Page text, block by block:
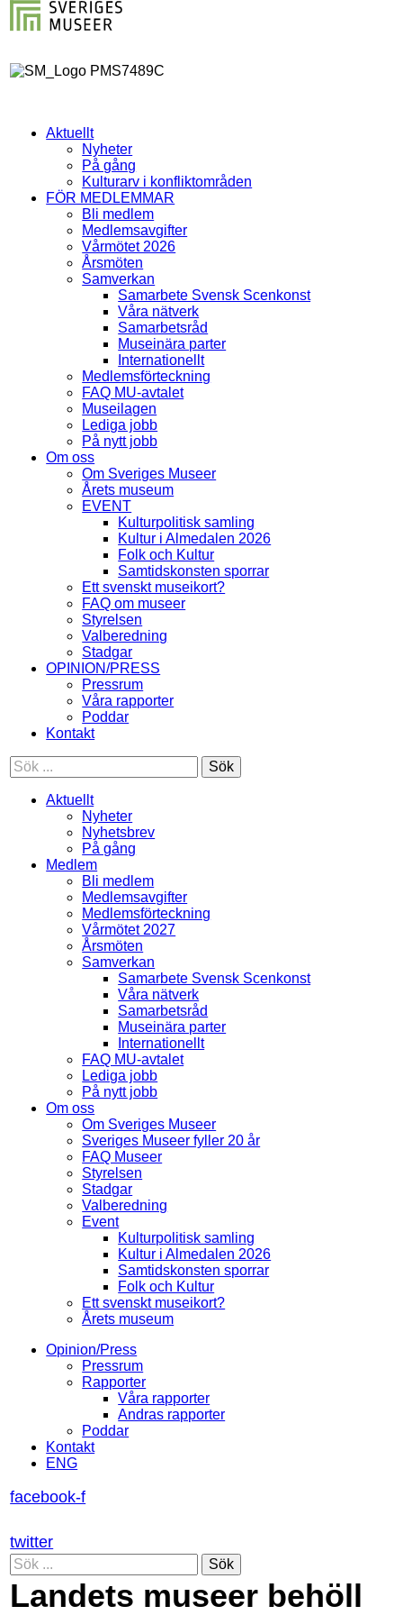
Aktuellt
Nyheter
På gång
Kulturarv i konfliktområden
FÖR MEDLEMMAR
Bli medlem
Medlemsavgifter
Vårmötet 2026
Årsmöten
Samverkan
Samarbete Svensk Scenkonst
Våra nätverk
Samarbetsråd
Museinära parter
Internationellt
Medlemsförteckning
FAQ MU-avtalet
Museilagen
Lediga jobb
På nytt jobb
Om oss
Om Sveriges Museer
Årets museum
EVENT
Kulturpolitisk samling
Kultur i Almedalen 2026
Folk och Kultur
Samtidskonsten sporrar
Ett svenskt museikort?
FAQ om museer
Styrelsen
Valberedning
Stadgar
OPINION/PRESS
Pressrum
Våra rapporter
Poddar
Kontakt
Sök
Aktuellt
Nyheter
Nyhetsbrev
På gång
Medlem
Bli medlem
Medlemsavgifter
Medlemsförteckning
Vårmötet 2027
Årsmöten
Samverkan
Samarbete Svensk Scenkonst
Våra nätverk
Samarbetsråd
Museinära parter
Internationellt
FAQ MU-avtalet
Lediga jobb
På nytt jobb
Om oss
Om Sveriges Museer
Sveriges Museer fyller 20 år
FAQ Museer
Styrelsen
Stadgar
Valberedning
Event
Kulturpolitisk samling
Kultur i Almedalen 2026
Samtidskonsten sporrar
Folk och Kultur
Ett svenskt museikort?
Årets museum
Opinion/Press
Pressrum
Rapporter
Våra rapporter
Andras rapporter
Poddar
Kontakt
ENG
facebook-f
twitter
Sök
Landets museer behöll